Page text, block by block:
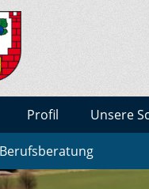
/ Sachsen-Anhalt
Profil Unsere
Berufsberatung